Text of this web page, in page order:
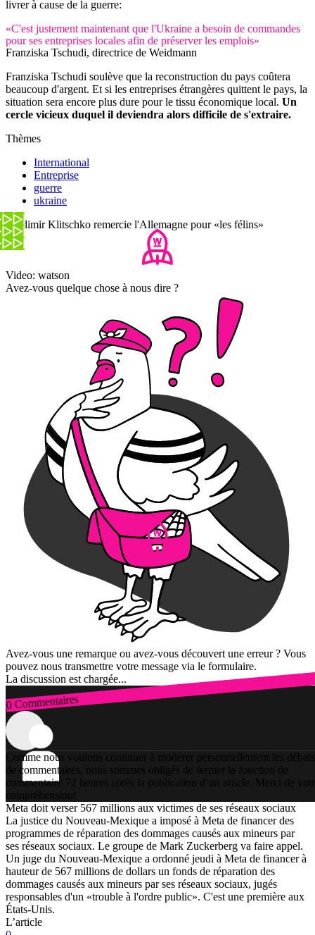
livrer à cause de la guerre:
«C'est justement maintenant que l'Ukraine a besoin de commandes
pour ses entreprises locales afin de préserver les emplois»
Franziska Tschudi, directrice de Weidmann
Franziska Tschudi soulève que la reconstruction du pays coûtera
beaucoup d'argent. Et si les entreprises étrangères quittent le pays, la
situation sera encore plus dure pour le tissu économique local. Un
cercle vicieux duquel il deviendra alors difficile de s'extraire.
Thèmes
International
Entreprise
guerre
ukraine
Vladimir Klitschko remercie l'Allemagne pour «les félins»
Video: watson
Avez-vous quelque chose à nous dire ?
Avez-vous une remarque ou avez-vous découvert une erreur ? Vous
pouvez nous transmettre votre message via le formulaire.
La discussion est chargée...
0 Commentaires
Connexion
Comme nous voulons continuer à modérer personnellement les débats
de commentaires, nous sommes obligés de fermer la fonction de
commentaire 72 heures après la publication d’un article. Merci de
compréhension!
Meta doit verser 567 millions aux victimes de ses réseaux sociaux
La justice du Nouveau-Mexique a imposé à Meta de financer des
programmes de réparation des dommages causés aux mineurs par
ses réseaux sociaux. Le groupe de Mark Zuckerberg va faire appel.
Un juge du Nouveau-Mexique a ordonné jeudi à Meta de financer à
hauteur de 567 millions de dollars un fonds de réparation des
dommages causés aux mineurs par ses réseaux sociaux, jugés
responsables d'un «trouble à l'ordre public». C'est une première aux
États-Unis.
L’article